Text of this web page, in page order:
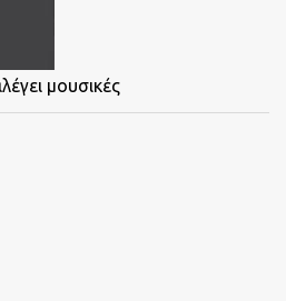
μουσικές